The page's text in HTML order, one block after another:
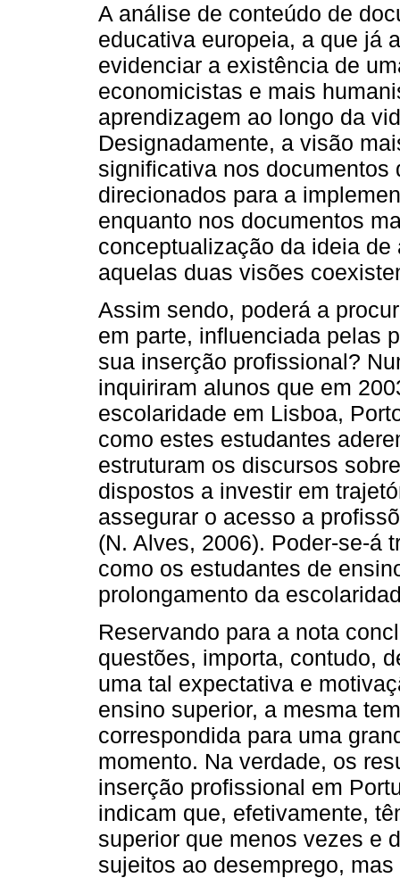
A análise de conteúdo de
educativa europeia, a que já
evidenciar a existência de
economicistas e mais
aprendizagem ao longo da
Designadamente, a visão
significativa nos documentos
direcionados para a
enquanto nos documentos
conceptualização da ideia
aquelas duas visões
Assim sendo, poderá a
em parte, influenciada pelas
sua inserção profissional?
inquiriram alunos que em
escolaridade em Lisboa,
como estes estudantes
estruturam os discursos
dispostos a investir em
assegurar o acesso a
(N. Alves, 2006). Poder-se-á
como os estudantes de
prolongamento da
Reservando para a nota
questões, importa, contudo,
uma tal expectativa e
ensino superior, a mesma
correspondida para uma
momento. Na verdade, os
inserção profissional em
indicam que, efetivamente,
superior que menos vezes e
sujeitos ao desemprego,